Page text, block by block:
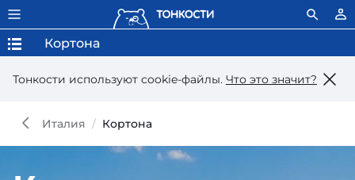
Тонкости используют сookie-файлы. Что это значит?
Кортона
Италия Кортона